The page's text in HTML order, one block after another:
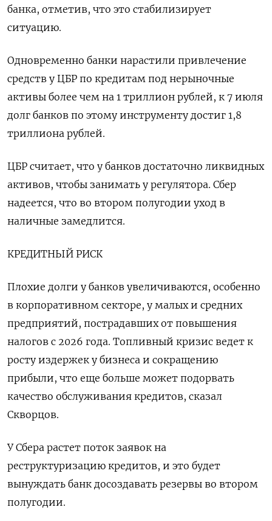
банка, отметив, что это стабилизирует
ситуацию.
Одновременно банки нарастили привлечение
средств у ЦБР по кредитам под нерыночные
активы более чем на 1 триллион рублей, к 7 июля
долг банков по этому инструменту достиг 1,8
триллиона рублей.
ЦБР считает, что у банков достаточно ликвидных
активов, чтобы занимать у регулятора. Сбер
надеется, что во втором полугодии уход в
наличные замедлится.
КРЕДИТНЫЙ РИСК
Плохие долги ‌у банков увеличиваются, особенно
в корпоративном секторе, у малых и средних
предприятий, пострадавших от повышения
налогов с 2026 года. Топливный кризис ведет к
росту издержек у бизнеса и сокращению
прибыли, что еще больше может подорвать
качество обслуживания кредитов, сказал
Скворцов.
У Сбера растет поток заявок на
реструктуризацию кредитов, и это будет
вынуждать банк досоздавать резервы во втором
полугодии.